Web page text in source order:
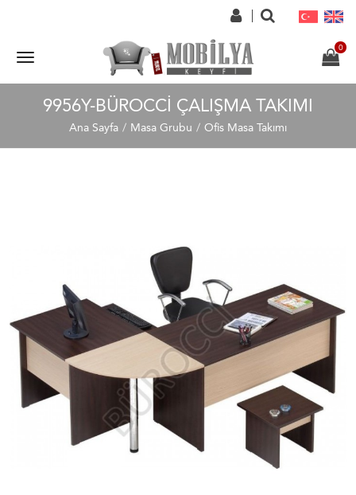
9956Y-BÜROCCI ÇALIŞMA TAKIMI
Ana Sayfa Masa Grubu Ofis Masa Takımı